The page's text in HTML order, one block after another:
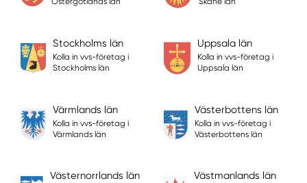
Stockholms län
Kolla in vvs-företag i
Stockholms län
Uppsala län
Kolla in vvs-företag i
Uppsala län
Värmlands län
Kolla in vvs-företag i
Värmlands län
Västerbottens län
Kolla in vvs-företag i
Västerbottens län
Västernorrlands län Västmanlands län